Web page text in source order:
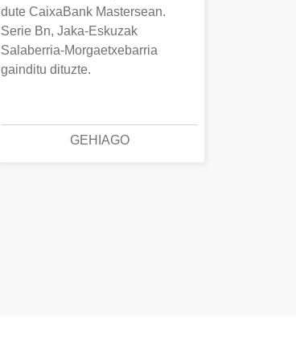
dute CaixaBank Mastersean.
Serie Bn, Jaka-Eskuzak
Salaberria-Morgaetxebarria
gainditu dituzte.
GEHIAGO